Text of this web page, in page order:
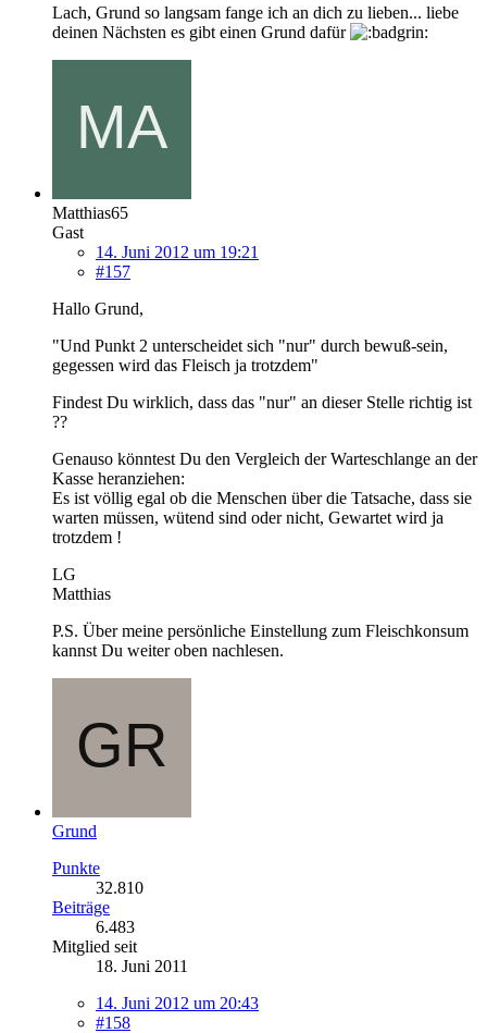
Lach, Grund so langsam fange ich an dich zu lieben... liebe
deinen Nächsten es gibt einen Grund dafür
Matthias65
Gast
14. Juni 2012 um 19:21
#157
Hallo Grund,
"Und Punkt 2 unterscheidet sich "nur" durch bewuß-sein,
gegessen wird das Fleisch ja trotzdem"
Findest Du wirklich, dass das "nur" an dieser Stelle richtig ist
??
Genauso könntest Du den Vergleich der Warteschlange an der
Kasse heranziehen:
Es ist völlig egal ob die Menschen über die Tatsache, dass sie
warten müssen, wütend sind oder nicht, Gewartet wird ja
trotzdem !
LG
Matthias
P.S. Über meine persönliche Einstellung zum Fleischkonsum
kannst Du weiter oben nachlesen.
Grund
Punkte
32.810
Beiträge
6.483
Mitglied seit
18. Juni 2011
14. Juni 2012 um 20:43
#158